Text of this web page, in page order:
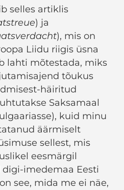
selles artiklis
) ja
), mis on
Liidu riigis üsna
lahti mõtestada, miks
tõukus
häiritud
Saksamaal
kuid minu
äärmiselt
sellest, mis
eesmärgil
imedemaa Eesti
see, mida me ei näe,